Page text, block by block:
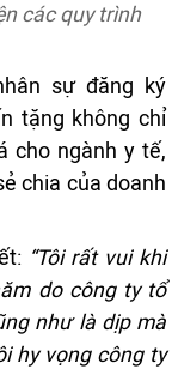
các quy trình
sự đăng ký
tặng không chỉ
cho ngành y tế,
chia của doanh
“Tôi rất vui khi
do công ty tổ
như là dịp mà
hy vọng công ty